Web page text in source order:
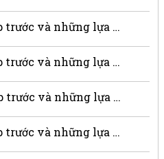
Chương 6 - Gặp lại kiếp trước và những lựa chọn đau thương
Chương 5 - Gặp lại kiếp trước và những lựa chọn đau thương
Chương 4 - Gặp lại kiếp trước và những lựa chọn đau thương
Chương 3 - Gặp lại kiếp trước và những lựa chọn đau thương